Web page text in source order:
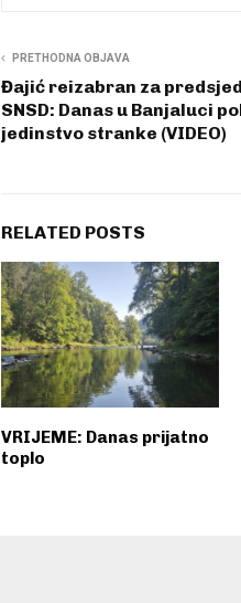
PRETHODNA OBJAVA
Đajić reizabran za
SNSD: Danas u Banjaluci
jedinstvo stranke (VIDEO)
RELATED POSTS
VRIJEME: Danas prijatno
toplo